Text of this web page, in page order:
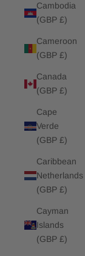
Cambodia
(GBP £)
Cameroon
(GBP £)
Canada
(GBP £)
Cape
Verde
(GBP £)
Caribbean
Netherlands
(GBP £)
Cayman
Islands
(GBP £)